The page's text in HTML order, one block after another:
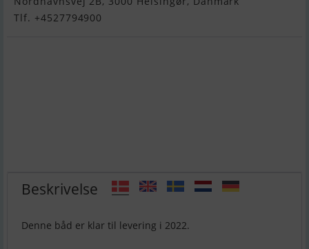
Tlf. +4527794900
Beskrivelse
Denne båd er klar til levering i 2022.